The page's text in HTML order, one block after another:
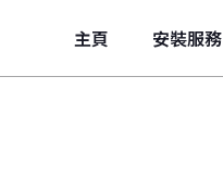
主頁 安裝服務